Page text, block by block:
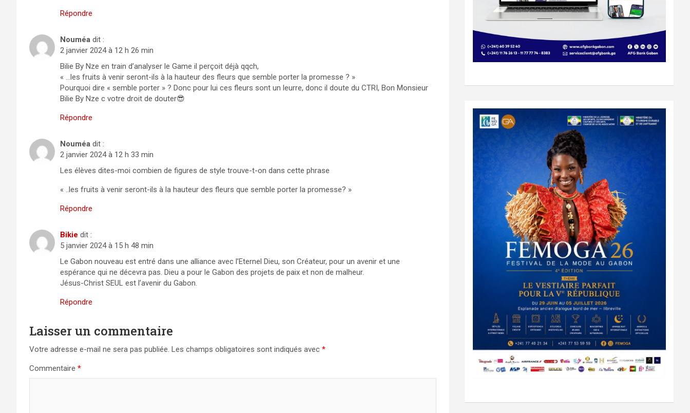
Répondre
Nouméa dit :
2 janvier 2024 à 12 h 26 min
Bilie By Nze en train d’analyser le Game il perçoit déjà qqch,
« …les fruits à venir seront-ils à la hauteur des fleurs que semble porter la promesse ? »
Pourquoi dire « semble porter » ? Donc pour lui ces fleurs sont un leurre, donc il doute du CTRI, Bon Monsieur
Bilie By Nze c votre droit de douter😎
Répondre
Nouméa dit :
2 janvier 2024 à 12 h 33 min
Les élèves dites-moi combien de figures de style trouve-t-on dans cette phrase
« ..les fruits à venir seront-ils à la hauteur des fleurs que semble porter la promesse? »
Répondre
Bikie dit :
5 janvier 2024 à 15 h 48 min
Le Gabon nouveau est entré dans une alliance avec l’Eternel Dieu, son Créateur, pour un avenir et une
espérance qui ne décevra pas. Dieu a pour le Gabon des projets de paix et non de malheur.
Jésus-Christ SEUL est l’avenir du Gabon.
Répondre
Laisser un commentaire
Votre adresse e-mail ne sera pas publiée. Les champs obligatoires sont indiqués avec *
Commentaire *